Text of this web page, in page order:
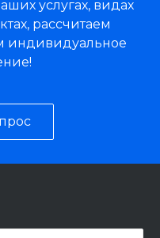
услугах, видах
рассчитаем
индивидуальное